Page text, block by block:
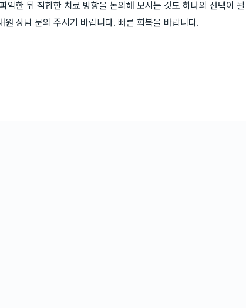
악한 뒤 적합한 치료 방향을 논의해 보시는 것도 하나의 선택이 될
상담 문의 주시기 바랍니다. 빠른 회복을 바랍니다.